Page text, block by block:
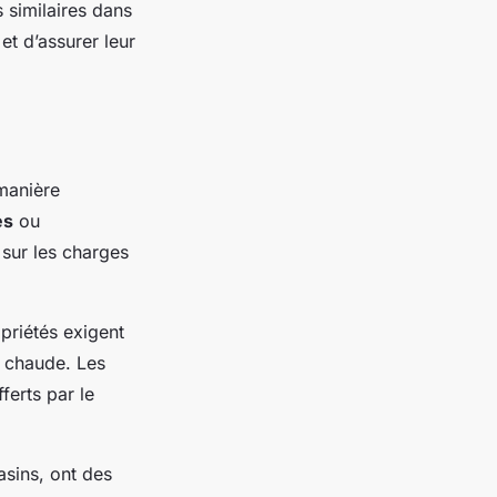
similaires dans
d’assurer leur
ou
les charges
exigent
Les
par le
ont des